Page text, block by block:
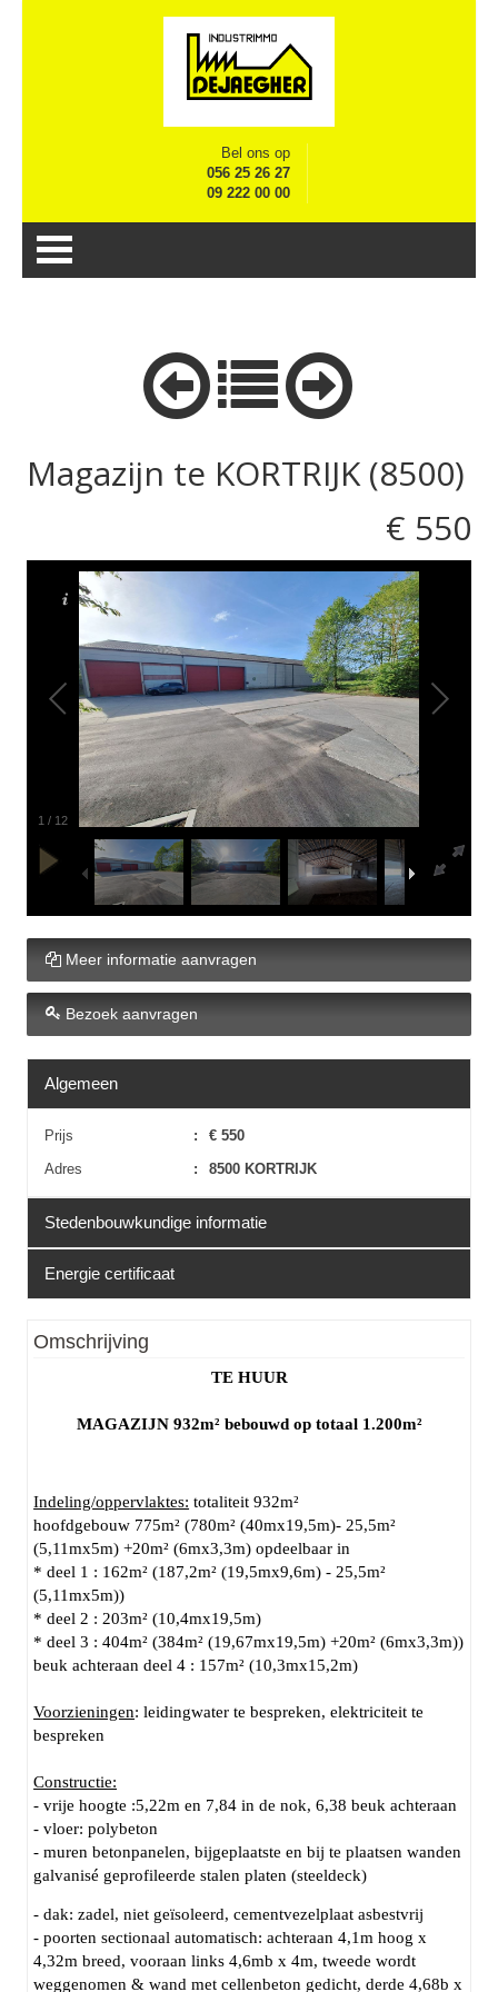
Bel ons op
056 25 26 27
09 222 00 00
Magazijn te KORTRIJK (8500)
€ 550
1 / 12
Meer informatie aanvragen
Bezoek aanvragen
Algemeen
Prijs :
€ 550
Adres
: 8500 KORTRIJK
Stedenbouwkundige informatie
Erfgoed
Energie certificaat
Omschrijving
TE HUUR
MAGAZIJN 932m² bebouwd op totaal 1.200m²
Indeling/oppervlaktes: totaliteit 932m²
hoofdgebouw 775m² (780m² (40mx19,5m)- 25,5m²
(5,11mx5m) +20m² (6mx3,3m) opdeelbaar in
* deel 1 : 162m² (187,2m² (19,5mx9,6m) - 25,5m²
(5,11mx5m))
* deel 2 : 203m² (10,4mx19,5m)
* deel 3 : 404m² (384m² (19,67mx19,5m) +20m² (6mx3,3m))
beuk achteraan deel 4 : 157m² (10,3mx15,2m)
Voorzieningen: leidingwater te bespreken, elektriciteit te
bespreken
Constructie:
- vrije hoogte :5,22m en 7,84 in de nok, 6,38 beuk achteraan
- vloer: polybeton
- muren betonpanelen, bijgeplaatste en bij te plaatsen wanden
galvanisé geprofileerde stalen platen (steeldeck)
- dak: zadel, niet geïsoleerd, cementvezelplaat asbestvrij
- poorten sectionaal automatisch: achteraan 4,1m hoog x
4,32m breed, vooraan links 4,6mb x 4m, tweede wordt
weggenomen & wand met cellenbeton gedicht, derde 4,68b x